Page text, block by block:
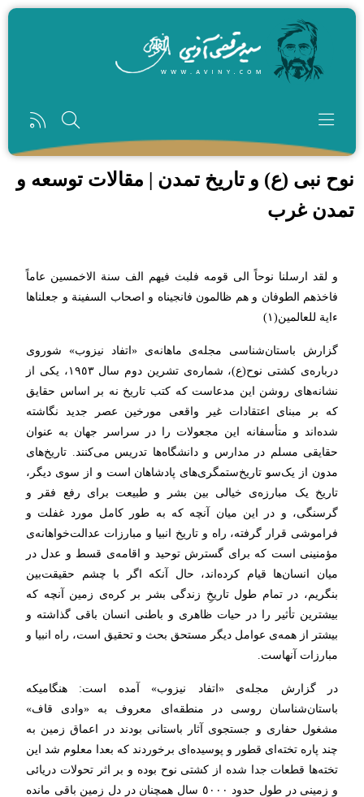
رفتن به محتوای اصلی
نوح نبی (ع) و تاریخ تمدن | مقالات توسعه و
تمدن غرب
و لقد ارسلنا نوحاً الی قومه فلبث فیهم الف سنة الاخمسین عاماً
فاخذهم الطوفان و هم ظالمون فانجیناه و اصحاب السفینة و جعلناها
ءایة للعالمین(١)
گزارش باستان‌شناسی مجله‌ی ماهانه‌ی «اتفاد نیزوب» شوروی
درباره‌ی کشتی نوح(ع)، شماره‌ی تشرین دوم سال ١٩٥٣، یکی از
نشانه‌های روشن این مدعاست که کتب تاریخ نه بر اساس حقایق
که بر مبنای اعتقادات غیر واقعی مورخین عصر جدید نگاشته
شده‌اند و متأسفانه این مجعولات را در سراسر جهان به عنوان
حقایقی‌ مسلم در مدارس و دانشگاه‌ها تدریس می‌کنند. تاریخ‌های
مدون از یک‌سو تاریخ‌ستمگری‌های پادشاهان است و از سوی دیگر،
تاریخ یک مبارزه‌ی خیالی بین بشر و طبیعت برای رفع فقر و
گرسنگی، و در این میان آنچه که به طور کامل مورد غفلت و
فراموشی قرار گرفته، راه و تاریخ انبیا و مبارزات عدالت‌خواهانه‌ی
مؤمنینی است که برای گسترش توحید و اقامه‌ی قسط و عدل در
میان انسان‌ها قیام کرده‌اند، حال آنکه اگر با چشم حقیقت‌بین
بنگریم، در تمام طول تاریخِ زندگی بشر بر کره‌ی زمین آنچه که
بیشترین تأثیر را در حیات ظاهری و باطنی انسان باقی گذاشته و
بیشتر از همه‌ی عوامل دیگر مستحق بحث و تحقیق است، راه انبیا و
مبارزات آنهاست.
در گزارش مجله‌ی «اتفاد نیزوب» آمده است: هنگامیکه
باستان‌شناسان روسی در منطقه‌ای معروف به «وادی قاف»
مشغول حفاری و جستجوی آثار باستانی بودند در اعماق زمین به
چند پاره تخته‌ای قطور و پوسیده‌ای برخوردند که بعدا معلوم شد این
تخته‌ها قطعات جدا شده از کشتی نوح بوده و بر اثر تحولات دریائی
و زمینی در طول حدود ٥٠٠٠ سال همچنان در دل زمین باقی مانده